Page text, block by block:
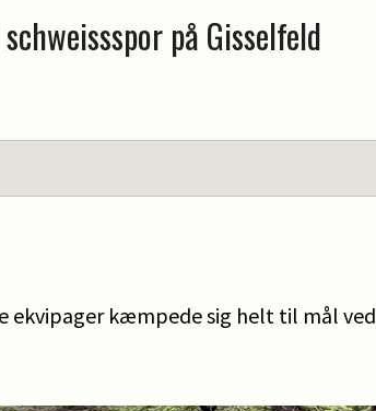
på Gisselfeld
ekvipager kæmpede sig helt til mål ved